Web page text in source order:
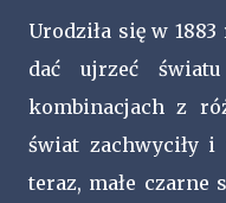
Urodziła się w
dać ujrzeć
kombinacjach z
świat zachwyciły i
teraz, małe czarne